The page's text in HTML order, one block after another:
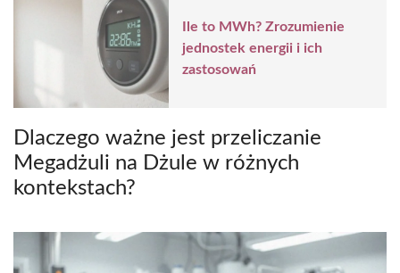
Ile to MWh? Zrozumienie
jednostek energii i ich
zastosowań
Dlaczego ważne jest przeliczanie
Megadżuli na Dżule w różnych
kontekstach?